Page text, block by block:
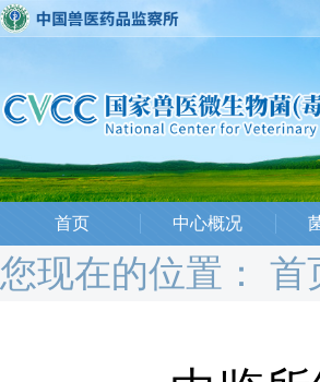
首页 中心概况
您现在的位置： 首